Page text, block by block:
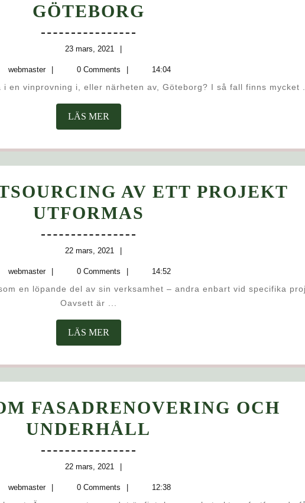
GÖTEBORG
AV
VINPROVNING
23 mars, 2021
23
webmaster webmaster
0 Comments 14:04
i en vinprovning i, eller närheten av, Göteborg? I så fall finns mycket
LÄS MER
MER
AV ETT PROJEKT
UTFORMAS
AV
ETT
22 mars, 2021
22
webmaster webmaster
0 Comments 14:52
Oavsett är ...
LÄS MER
MER
FASADRENOVERING OCH
UNDERHÅLL
22 mars, 2021
22
webmaster webmaster
0 Comments 12:38